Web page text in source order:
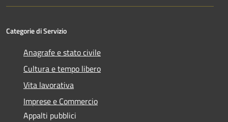
Categorie di Servizio
Anagrafe e stato civile
Cultura e tempo libero
Vita lavorativa
Imprese e Commercio
Appalti pubblici